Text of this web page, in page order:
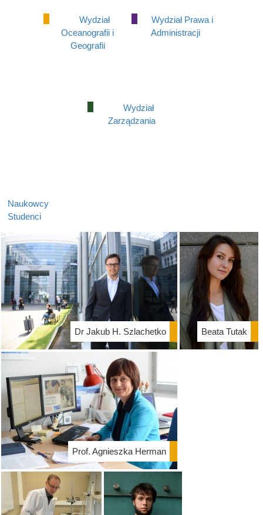
Wydział
Oceanografii i
Geografii
Wydział Prawa i
Administracji
Wydział
Zarządzania
Naukowcy
Studenci
Dr Jakub H. Szlachetko Beata Tutak
Prof. Agnieszka Herman